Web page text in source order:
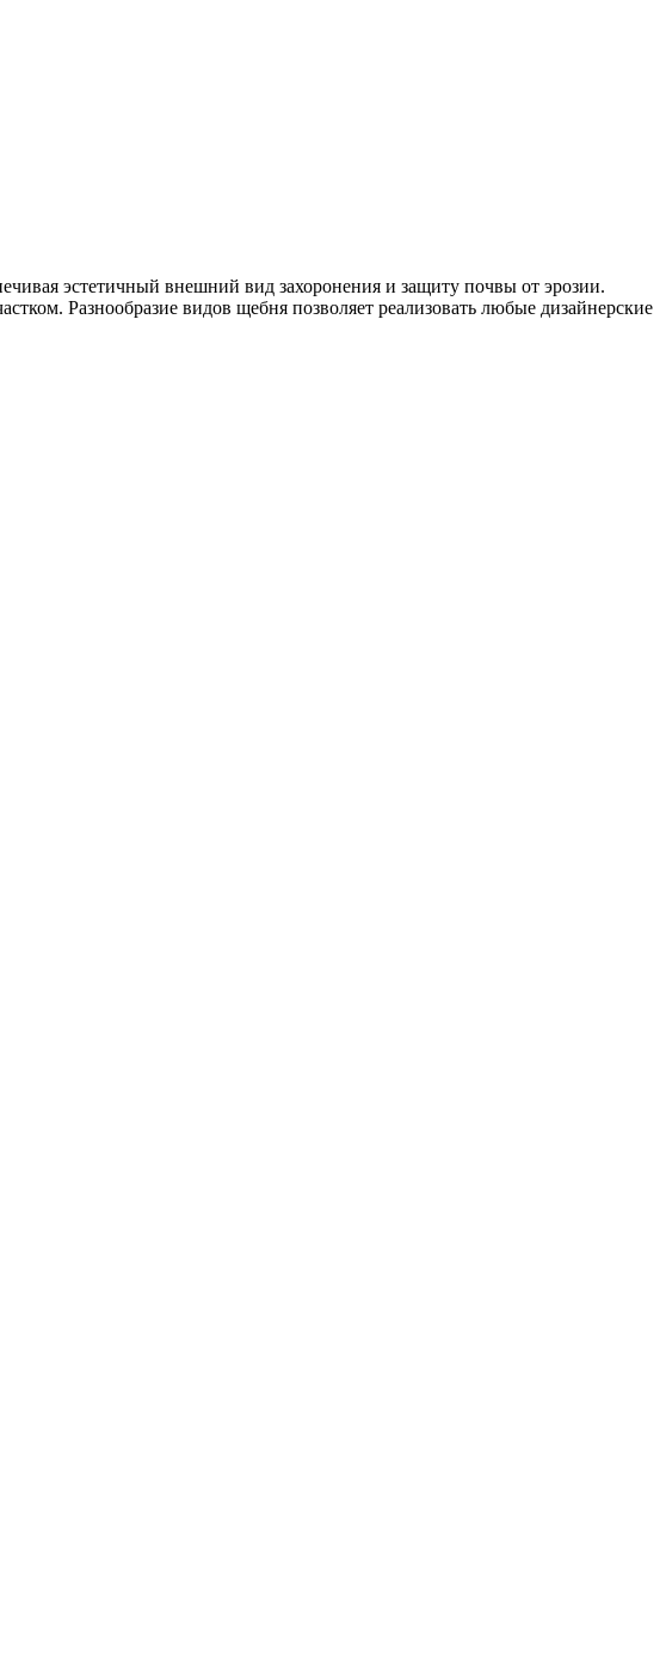
эстетичный внешний вид захоронения и защиту почвы от эрозии.
Разнообразие видов щебня позволяет реализовать любые дизайнерские